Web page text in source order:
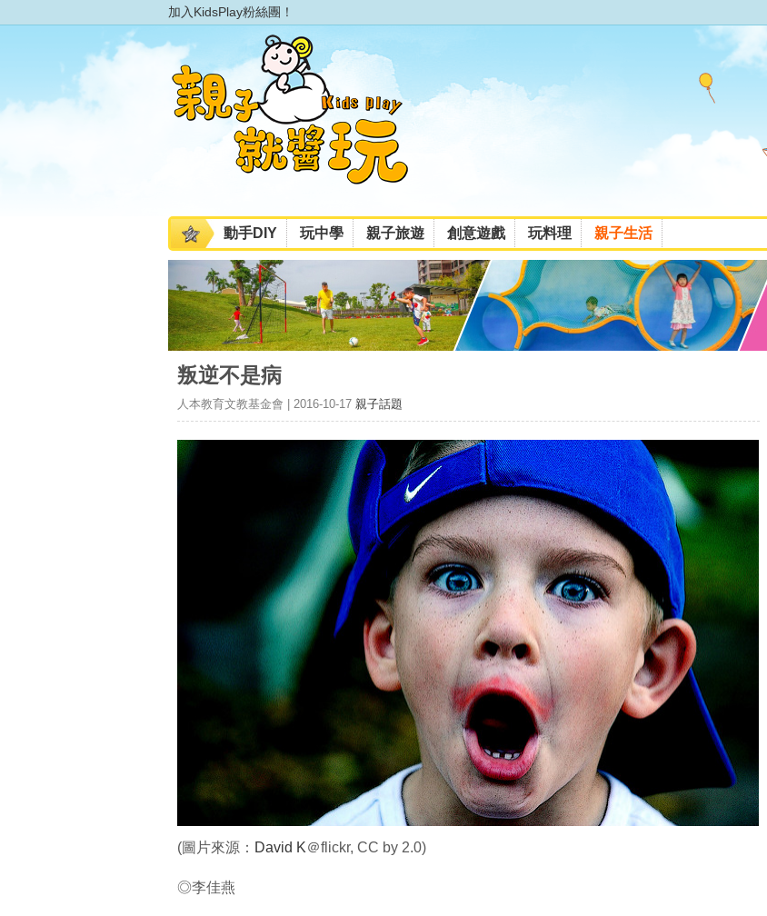
加入KidsPlay粉絲團！
動手DIY 玩中學 親子旅遊 創意遊戲 玩料理 親子生活
叛逆不是病
人本教育文教基金會 | 2016-10-17 親子話題
(圖片來源： David K＠flickr, CC by 2.0)
◎李佳燕